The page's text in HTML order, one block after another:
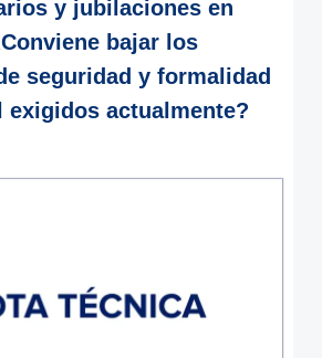
y jubilaciones en
bajar los
seguridad y formalidad
actualmente?